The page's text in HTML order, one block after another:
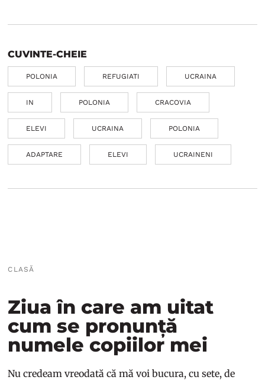
CUVINTE-CHEIE
POLONIA REFUGIATI UCRAINA
IN POLONIA CRACOVIA
ELEVI UCRAINA POLONIA
ADAPTARE ELEVI UCRAINENI
CLASĂ
Ziua în care am uitat
cum se pronunță
numele copiilor mei
Nu credeam vreodată că mă voi bucura, cu sete, de